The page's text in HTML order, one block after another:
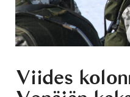
Viides